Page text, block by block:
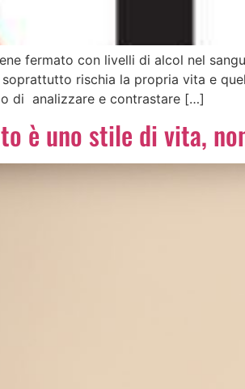
fermato con livelli di alcol nel
rischia la propria vita e
di analizzare e contrastare […]
è uno stile di vita,